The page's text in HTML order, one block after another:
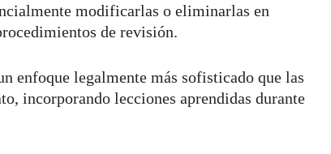
modificarlas o eliminarlas en
de revisión.
enfoque legalmente más sofisticado que las
incorporando lecciones aprendidas durante